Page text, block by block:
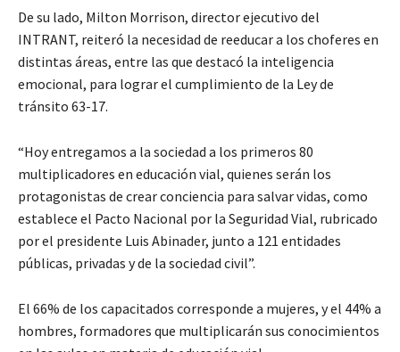
De su lado, Milton Morrison, director ejecutivo del
INTRANT, reiteró la necesidad de reeducar a los choferes en
distintas áreas, entre las que destacó la inteligencia
emocional, para lograr el cumplimiento de la Ley de
tránsito 63-17.
“Hoy entregamos a la sociedad a los primeros 80
multiplicadores en educación vial, quienes serán los
protagonistas de crear conciencia para salvar vidas, como
establece el Pacto Nacional por la Seguridad Vial, rubricado
por el presidente Luis Abinader, junto a 121 entidades
públicas, privadas y de la sociedad civil”.
El 66% de los capacitados corresponde a mujeres, y el 44% a
hombres, formadores que multiplicarán sus conocimientos